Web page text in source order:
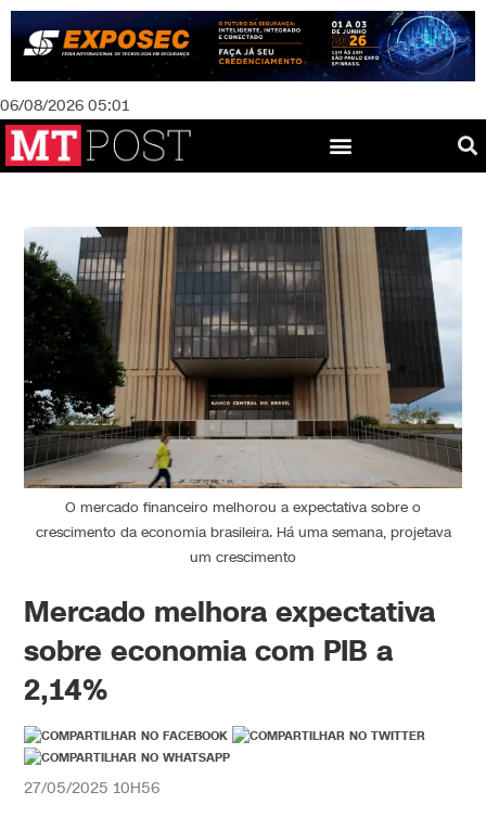
06/08/2026 05:01
O mercado financeiro melhorou a expectativa sobre o
crescimento da economia brasileira. Há uma semana, projetava
um crescimento
Mercado melhora expectativa
sobre economia com PIB a
2,14%
27/05/2025 10H56